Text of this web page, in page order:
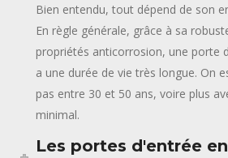
Bien entendu, tout dépend de son
En règle générale, grâce à sa
propriétés anticorrosion, une porte
a une durée de vie très longue. On
pas entre 30 et 50 ans, voire plus
minimal.
Les portes d'entrée